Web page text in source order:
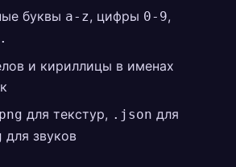
буквы a-z, цифры 0-9,
.
и кириллицы в именах
для текстур, .json для
для звуков